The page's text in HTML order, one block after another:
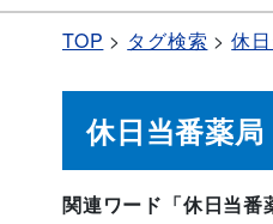
TOP タグ検索 休
休日当番薬局
関連ワード「休日当番